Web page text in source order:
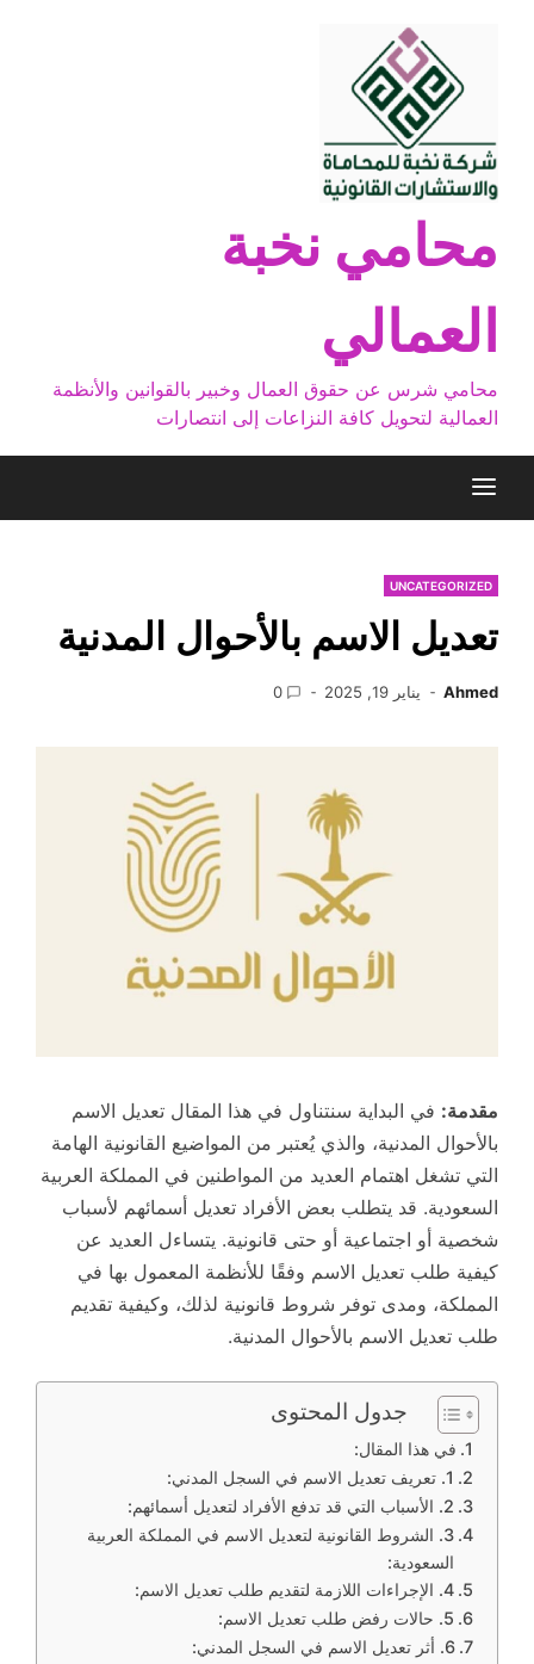
محامي نخبة
العمالي
محامي شرس عن حقوق العمال وخبير بالقوانين والأنظمة
العمالية لتحويل كافة النزاعات إلى انتصارات
UNCATEGORIZED
تعديل الاسم بالأحوال المدنية
Ahmed يناير 19, 2025 0
مقدمة: في البداية سنتناول في هذا المقال تعديل الاسم
بالأحوال المدنية، والذي يُعتبر من المواضيع القانونية الهامة
التي تشغل اهتمام العديد من المواطنين في المملكة العربية
السعودية. قد يتطلب بعض الأفراد تعديل أسمائهم لأسباب
شخصية أو اجتماعية أو حتى قانونية. يتساءل العديد عن
كيفية طلب تعديل الاسم وفقًا للأنظمة المعمول بها في
المملكة، ومدى توفر شروط قانونية لذلك، وكيفية تقديم
طلب تعديل الاسم بالأحوال المدنية.
جدول المحتوى
في هذا المقال:
1. تعريف تعديل الاسم في السجل المدني:
2. الأسباب التي قد تدفع الأفراد لتعديل أسمائهم:
3. الشروط القانونية لتعديل الاسم في المملكة العربية
السعودية:
4. الإجراءات اللازمة لتقديم طلب تعديل الاسم:
5. حالات رفض طلب تعديل الاسم:
6. أثر تعديل الاسم في السجل المدني: